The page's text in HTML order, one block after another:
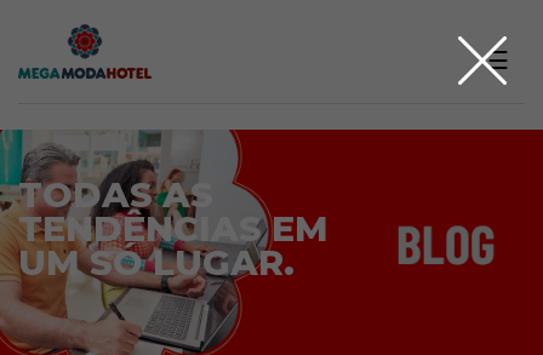
☰
TODAS AS
TENDÊNCIAS EM
UM SÓ LUGAR.